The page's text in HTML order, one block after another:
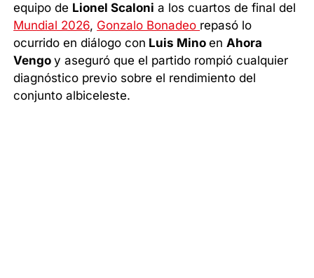
equipo de Lionel Scaloni a los cuartos de final del
Mundial 2026, Gonzalo Bonadeo repasó lo
ocurrido en diálogo con Luis MinoenAhora
Vengoy aseguró que el partido rompió cualquier
diagnóstico previo sobre el rendimiento del
conjunto albiceleste.